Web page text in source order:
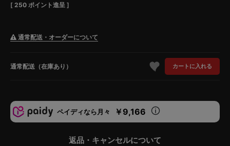
[ 250 ポイント進呈 ]
通常配送・オーダーについて
通常配送（在庫あり） カートに入れる
ペイディなら月々 ￥9,166
返品・キャンセルについて